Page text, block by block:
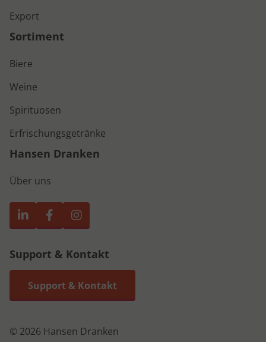
Export
Sortiment
Biere
Weine
Spirituosen
Erfrischungsgetränke
Hansen Dranken
Über uns
Support & Kontakt
Support & Kontakt
© 2026 Hansen Dranken